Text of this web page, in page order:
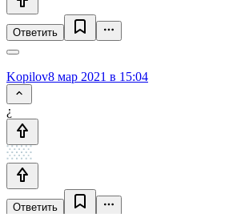
Ответить
Kopilov8 мар 2021 в 15:04
¿
Ответить